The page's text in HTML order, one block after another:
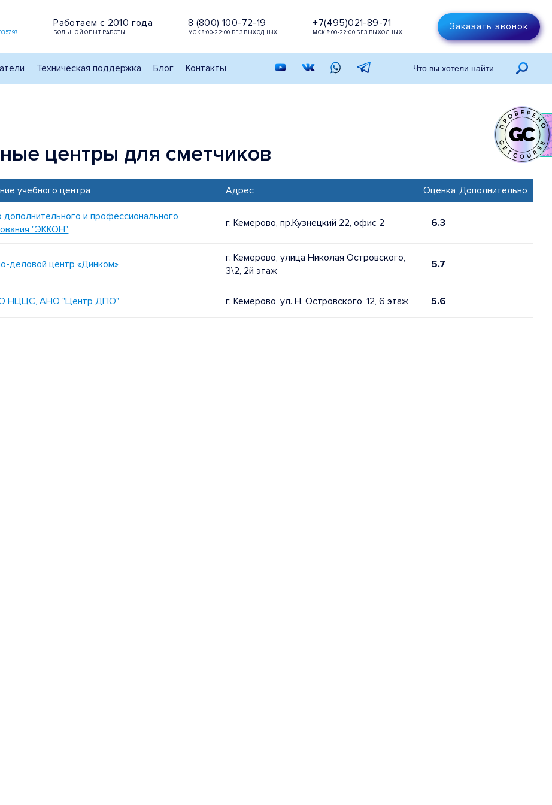
Работаем с 2010 года
БОЛЬШОЙ ОПЫТ РАБОТЫ
8 (800) 100-72-19
МСК 8:00-22:00 БЕЗ ВЫХОДНЫХ
+7(495)021-89-71
МСК 8:00-22:00 БЕЗ ВЫХОДНЫХ
Заказать звонок
Техническая поддержка Блог Контакты
центры для сметчиков
учебного центра Адрес Оценка Дополнительно
дополнительного и профессионального
"ЭККОН"
г. Кемерово, пр.Кузнецкий 22, офис 2 6.3
деловой центр «Динком»
г. Кемерово, улица Николая Островского,
3\2, 2й этаж
5.7
НЦЦС, АНО "Центр ДПО" г. Кемерово, ул. Н. Островского, 12, 6 этаж 5.6